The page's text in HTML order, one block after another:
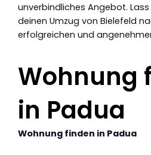
unverbindliches Angebot.
deinen Umzug von Bielefeld
erfolgreichen und
Wohnung
in Padua
Wohnung finden in Padua